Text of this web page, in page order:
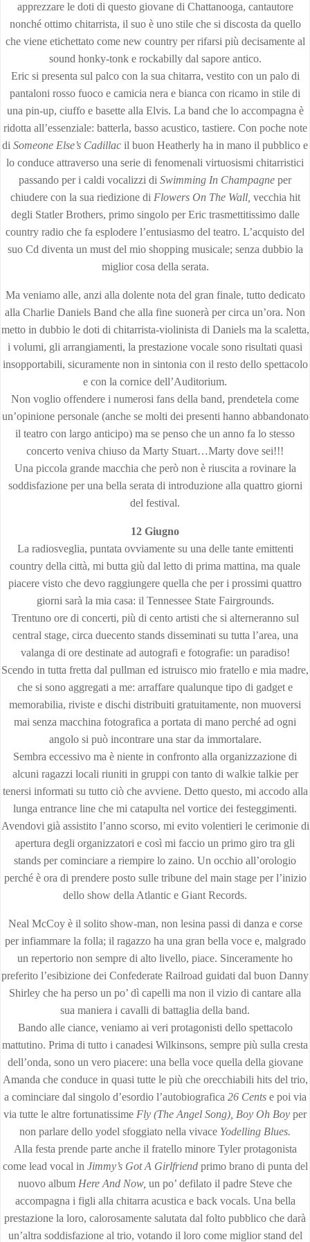
apprezzare le doti di questo giovane di Chattanooga, cantautore
nonché ottimo chitarrista, il suo è uno stile che si discosta da quello
che viene etichettato come new country per rifarsi più decisamente al
sound honky-tonk e rockabilly dal sapore antico.
Eric si presenta sul palco con la sua chitarra, vestito con un palo di
pantaloni rosso fuoco e camicia nera e bianca con ricamo in stile di
una pin-up, ciuffo e basette alla Elvis. La band che lo accompagna è
ridotta all’essenziale: batterla, basso acustico, tastiere. Con poche note
di Someone Else’s Cadillac il buon Heatherly ha in mano il pubblico e
lo conduce attraverso una serie di fenomenali virtuosismi chitarristici
passando per i caldi vocalizzi di Swimming In Champagne per
chiudere con la sua riedizione di Flowers On The Wall, vecchia hit
degli Statler Brothers, primo singolo per Eric trasmettitissimo dalle
country radio che fa esplodere l’entusiasmo del teatro. L’acquisto del
suo Cd diventa un must del mio shopping musicale; senza dubbio la
miglior cosa della serata.
Ma veniamo alle, anzi alla dolente nota del gran finale, tutto dedicato
alla Charlie Daniels Band che alla fine suonerà per circa un’ora. Non
metto in dubbio le doti di chitarrista-violinista di Daniels ma la scaletta,
i volumi, gli arrangiamenti, la prestazione vocale sono risultati quasi
insopportabili, sicuramente non in sintonia con il resto dello spettacolo
e con la cornice dell’Auditorium.
Non voglio offendere i numerosi fans della band, prendetela come
un’opinione personale (anche se molti dei presenti hanno abbandonato
il teatro con largo anticipo) ma se penso che un anno fa lo stesso
concerto veniva chiuso da Marty Stuart…Marty dove sei!!!
Una piccola grande macchia che però non è riuscita a rovinare la
soddisfazione per una bella serata di introduzione alla quattro giorni
del festival.
12 Giugno
La radiosveglia, puntata ovviamente su una delle tante emittenti
country della città, mi butta giù dal letto di prima mattina, ma quale
piacere visto che devo raggiungere quella che per i prossimi quattro
giorni sarà la mia casa: il Tennessee State Fairgrounds.
Trentuno ore di concerti, più di cento artisti che si alterneranno sul
central stage, circa duecento stands disseminati su tutta l’area, una
valanga di ore destinate ad autografi e fotografie: un paradiso!
Scendo in tutta fretta dal pullman ed istruisco mio fratello e mia madre,
che si sono aggregati a me: arraffare qualunque tipo di gadget e
memorabilia, riviste e dischi distribuiti gratuitamente, non muoversi
mai senza macchina fotografica a portata di mano perché ad ogni
angolo si può incontrare una star da immortalare.
Sembra eccessivo ma è niente in confronto alla organizzazione di
alcuni ragazzi locali riuniti in gruppi con tanto di walkie talkie per
tenersi informati su tutto ciò che avviene. Detto questo, mi accodo alla
lunga entrance line che mi catapulta nel vortice dei festeggimenti.
Avendovi già assistito l’anno scorso, mi evito volentieri le cerimonie di
apertura degli organizzatori e così mi faccio un primo giro tra gli
stands per cominciare a riempire lo zaino. Un occhio all’orologio
perché è ora di prendere posto sulle tribune del main stage per l’inizio
dello show della Atlantic e Giant Records.
Neal McCoy è il solito show-man, non lesina passi di danza e corse
per infiammare la folla; il ragazzo ha una gran bella voce e, malgrado
un repertorio non sempre di alto livello, piace. Sinceramente ho
preferito l’esibizione dei Confederate Railroad guidati dal buon Danny
Shirley che ha perso un po’ dì capelli ma non il vizio di cantare alla
sua maniera i cavalli di battaglia della band.
Bando alle ciance, veniamo ai veri protagonisti dello spettacolo
mattutino. Prima di tutto i canadesi Wilkinsons, sempre più sulla cresta
dell’onda, sono un vero piacere: una bella voce quella della giovane
Amanda che conduce in quasi tutte le più che orecchiabili hits del trio,
a cominciare dal singolo d’esordio l’autobiografica 26 Cents e poi via
via tutte le altre fortunatissime Fly (The Angel Song), Boy Oh Boy per
non parlare dello yodel sfoggiato nella vivace Yodelling Blues.
Alla festa prende parte anche il fratello minore Tyler protagonista
come lead vocal in Jimmy’s GotA Girlfriend primo brano di punta del
nuovo album Here And Now, un po’ defilato il padre Steve che
accompagna i figli alla chitarra acustica e back vocals. Una bella
prestazione la loro, calorosamente salutata dal folto pubblico che darà
un’altra soddisfazione al trio, votando il loro come miglior stand del